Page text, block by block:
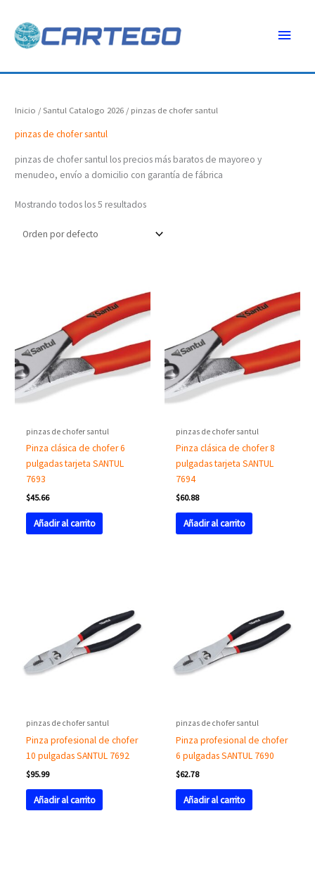
contenido
Inicio /Santul Catalogo 2026 / pinzas de chofer santul
pinzas de chofer santul
pinzas de chofer santul los precios más baratos de mayoreo y
menudeo, envío a domicilio con garantía de fábrica
Mostrando todos los 5 resultados
pinzas de chofer santul
Pinza clásica de chofer 6
pulgadas tarjeta SANTUL
7693
$45.66
Añadir al carrito
pinzas de chofer santul
Pinza clásica de chofer 8
pulgadas tarjeta SANTUL
7694
$60.88
Añadir al carrito
pinzas de chofer santul
Pinza profesional de chofer
10 pulgadas SANTUL 7692
$95.99
Añadir al carrito
pinzas de chofer santul
Pinza profesional de chofer
6 pulgadas SANTUL 7690
$62.78
Añadir al carrito